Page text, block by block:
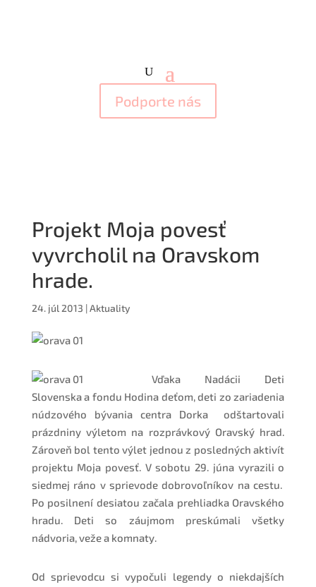
Podporte nás
Projekt Moja povesť
vyvrcholil na Oravskom
hrade.
24. júl 2013 |Aktuality
Vďaka Nadácii Deti
Slovenska a fondu Hodina deťom, deti zo zariadenia
núdzového bývania centra Dorka odštartovali
prázdniny výletom na rozprávkový Oravský hrad.
Zároveň bol tento výlet jednou z posledných aktivít
projektu Moja povesť. V sobotu 29. júna vyrazili o
siedmej ráno v sprievode dobrovoľníkov na cestu.
Po posilnení desiatou začala prehliadka Oravského
hradu. Deti so záujmom preskúmali všetky
nádvoria, veže a komnaty.
Od sprievodcu si vypočuli legendy o niekdajších